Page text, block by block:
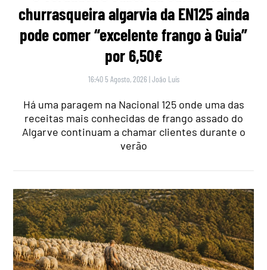
churrasqueira algarvia da EN125 ainda
pode comer “excelente frango à Guia”
por 6,50€
16:40 5 Agosto, 2026 |João Luís
Há uma paragem na Nacional 125 onde uma das
receitas mais conhecidas de frango assado do
Algarve continuam a chamar clientes durante o
verão